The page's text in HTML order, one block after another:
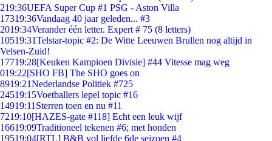
219:36UEFA Super Cup #1 PSG - Aston Villa
17319:36Vandaag 40 jaar geleden... #3
2019:34Verander één letter. Expert # 75 (8 letters)
10519:31Telstar-topic #2: De Witte Leeuwen Brullen nog altijd in
Velsen-Zuid!
17719:28[Keuken Kampioen Divisie] #44 Vitesse mag weg
019:22[SHO FB] The SHO goes on
8919:21Nederlandse Politiek #725
24519:15Voetballers lepel topic #16
14919:11 Sterren toen en nu #11
7219:10[HAZES-gate #118] Echt een leuk wijf
16619:09Traditioneel tekenen #6; met honden
19519:04[RTL] B&B vol liefde 6de seizoen #4